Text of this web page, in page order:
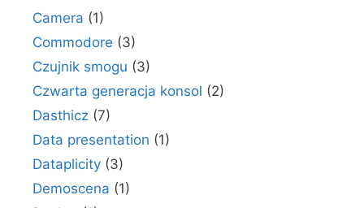
Camera (1)
Commodore (3)
Czujnik smogu (3)
Czwarta generacja konsol (2)
Dasthicz (7)
Data presentation (1)
Dataplicity (3)
Demoscena (1)